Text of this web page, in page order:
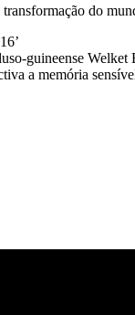
do
guineense
a memória